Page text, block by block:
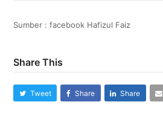
Sumber : facebook Hafizul Faiz
Share This
Tweet Share Share